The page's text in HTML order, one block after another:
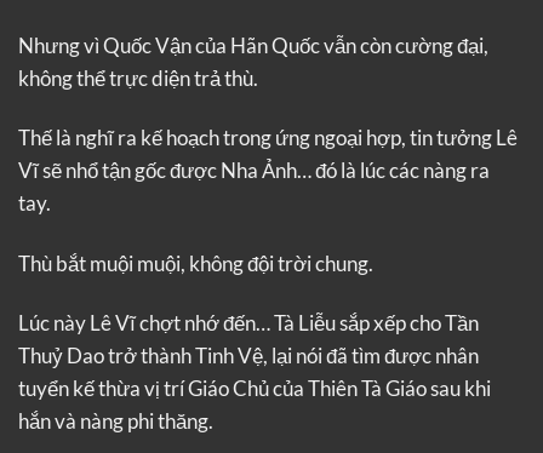
Nhưng vì Quốc Vận của Hãn Quốc vẫn còn cường đại,
không thể trực diện trả thù.
Thế là nghĩ ra kế hoạch trong ứng ngoại hợp, tin tưởng Lê
Vĩ sẽ nhổ tận gốc được Nha Ảnh… đó là lúc các nàng ra
tay.
Thù bắt muội muội, không đội trời chung.
Lúc này Lê Vĩ chợt nhớ đến… Tà Liễu sắp xếp cho Tần
Thuỷ Dao trở thành Tinh Vệ, lại nói đã tìm được nhân
tuyển kế thừa vị trí Giáo Chủ của Thiên Tà Giáo sau khi
hắn và nàng phi thăng.